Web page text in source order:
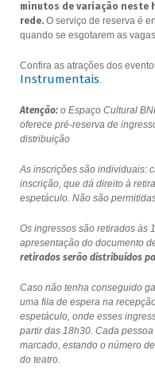
minutos de variação neste
rede.O serviço de reserva é
quando se esgotarem as
Confira as atrações dos
Instrumentais.
Atenção:o Espaço Cultural
oferece pré-reserva de
distribuição
As inscrições são individuais:
inscrição, que dá direito à
espetáculo. Não são
Os ingressos são retirados às
apresentação do documento
retirados serão distribuídos
Caso não tenha conseguido
uma fila de espera na
espetáculo, onde esses
partir das 18h30. Cada
marcado, estando o número
do teatro.